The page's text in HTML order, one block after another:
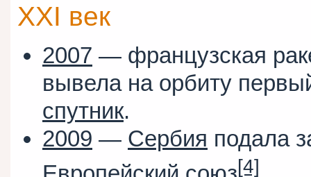
XXI век
2007 — французская
вывела на орбиту
спутник.
2009 — Сербия подала
[4]